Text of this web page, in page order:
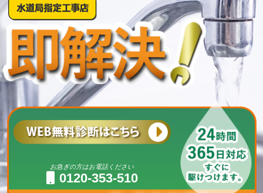
お急ぎの方はお電話ください
0120-353-510